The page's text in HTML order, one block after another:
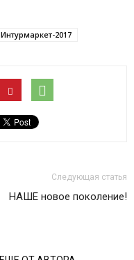
Интурмаркет-2017
Следующая статья
НАШЕ новое поколение!